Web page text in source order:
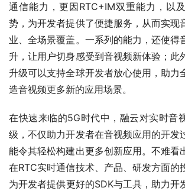
通信能力，更因RTC+IM双重能力，以
势，为开发者提供了便捷服务，从而实现
业、全场景覆盖。一系列的能力，还使得
升，让用户切身感受到音视频新体验；此
升级可以支持全球开发者放心使用，助力
造音视频更多新的应用场景。
在快速来临的5G时代中，融云对实时音
级，不仅助力开发者在音视频应用的开发
能令其轻松构建出更多创新应用。不难看
在RTC实时通信技术、产品、研发方面的
为开发者提供更好的SDK与工具，助力开